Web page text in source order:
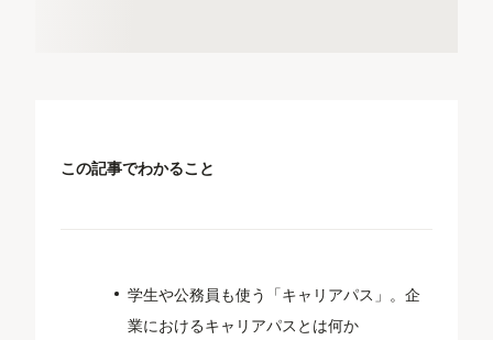
この記事でわかること
学生や公務員も使う「キャリアパス」。企
業におけるキャリアパスとは何か